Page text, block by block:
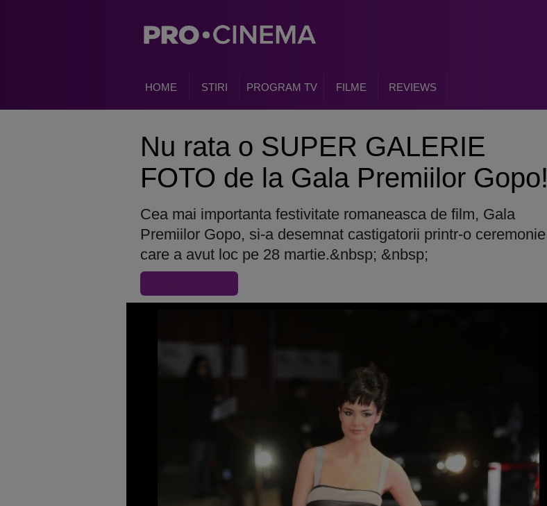
HOME STIRI PROGRAM TV FILME REVIEWS
Nu rata o SUPER GALERIE
FOTO de la Gala Premiilor Gopo!
Cea mai importanta festivitate romaneasca de film, Gala
Premiilor Gopo, si-a desemnat castigatorii printr-o ceremonie
care a avut loc pe 28 martie.&nbsp; &nbsp;